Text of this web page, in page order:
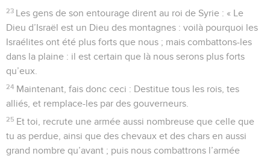
23 Les gens de son entourage dirent au roi de Syrie : « Le
Dieu d’Israël est un Dieu des montagnes : voilà pourquoi les
Israélites ont été plus forts que nous ; mais combattons-les
dans la plaine : il est certain que là nous serons plus forts
qu’eux.
24 Maintenant, fais donc ceci : Destitue tous les rois, tes
alliés, et remplace-les par des gouverneurs.
25 Et toi, recrute une armée aussi nombreuse que celle que
tu as perdue, ainsi que des chevaux et des chars en aussi
grand nombre qu’avant ; puis nous combattrons l’armée